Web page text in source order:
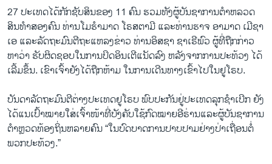
27 ປະ​ເທດ​ໄດ້ກັກ​ຊັບ​ສິນຂອງ 11 ຄົນ ຮວມ​ທັງ​ຜູ້​ບັນ​ຊາ​ການຕຳ​ຫລວດ​
ສິນ​ທຳ​ສອງ​ຄົນ ທ່ານ​ໂມ​ຮຳ​ມາດ ໂຣ​ສ​ຕາ​ມີ ແລະ​ທ່ານຮາຈ ອາ​ມາດ ເມີ​ຊາ​
ເອ ແລະ​ລັດ​ຖະ​ມົນ​ຕີ​ຖະ​ແຫລງ​ຂ່າວ ທ່ານອິ​ສ​ຊາ ຊ​າ​ເຣີ​ພົວ ຜູ້​ທີ່ຖືກ​ກ່າວ​
ຫາວ່າ ​ຮັບ​ຜິດ​ຊອບ​ໃນ​ການ​ປິດ​ອິນ​ເຕີ​ແນັດ​ລົງ ຫລັງ​ຈາກ​ການ​ປະ​ທ້ວງ ​ໄດ້​
ເລີ້ມ​ຂຶ້ນ. ​ເຂົາ​ເຈົ້າ​ຍັງ​ໄດ້ຖືກ​ຫ້າມ​ ໃນ​ການ​ເດີນ​ທາງ​ເຂົ້າໄປ​ໃນຢູ​ໂຣບ.
ບັນ​ດາລັດ​ຖະ​ມົນ​ຕີ​ຕ່າງ​ປະ​ເທດ​ຢູ​ໂຣບ ພົບ​ປະ​ກັນ​ຢູ່​ປະ​ເທດ​ລຸກ​ຊຳເບີກ ​ຍັງ​
ໄດ້​ແນ​ເປົ້າ​ໝາຍ​ໃສ່​ເຈົ້າ​ໜ້າ​ທີ່​ບັງ​ຄັບ​ໃຊ້ກົດ​ໝາຍອີ​ຣ່ານແລະ​ຜູ້​ບັນ​ຊາ​ການ​
ຕຳຫຼວດ​ທ້ອງ​ຖິ່ນ​ຫລາຍ​ຄົນ “ໃນ​ບົດ​ບ​າດການ​ປາບ​ປາມ​ຢ່າງ​ປ່າ​ເຖື່ອນ​ຕໍ່​
ພວກ​ປະ​ທ້ວງ.”